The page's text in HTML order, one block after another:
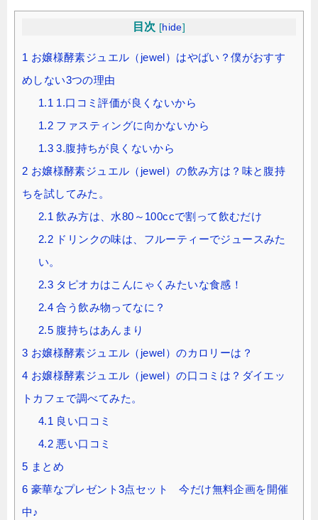
目次 [hide]
1 お嬢様酵素ジュエル（jewel）はやばい？僕がおすす
めしない3つの理由
1.1 1.口コミ評価が良くないから
1.2 ファスティングに向かないから
1.3 3.腹持ちが良くないから
2 お嬢様酵素ジュエル（jewel）の飲み方は？味と腹持
ちを試してみた。
2.1 飲み方は、水80～100ccで割って飲むだけ
2.2 ドリンクの味は、フルーティーでジュースみた
い。
2.3 タピオカはこんにゃくみたいな食感！
2.4 合う飲み物ってなに？
2.5 腹持ちはあんまり
3 お嬢様酵素ジュエル（jewel）のカロリーは？
4 お嬢様酵素ジュエル（jewel）の口コミは？ダイエッ
トカフェで調べてみた。
4.1 良い口コミ
4.2 悪い口コミ
5 まとめ
6 豪華なプレゼント3点セット 今だけ無料企画を開催
中♪